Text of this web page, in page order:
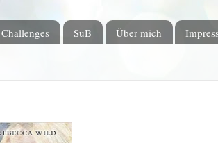
Challenges SuB Über mich